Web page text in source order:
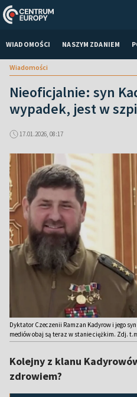
WIADOMOŚCI NASZYM ZDANIEM
Wiadomości
Nieoficjalnie: syn
wypadek, jest w
17.01.2026, 08:17
Dyktator Czeczenii Ramzan Kadyrow i jego
mediów obaj są teraz w stanie ciężkim. Zdj.
Kolejny z klanu
zdrowiem?